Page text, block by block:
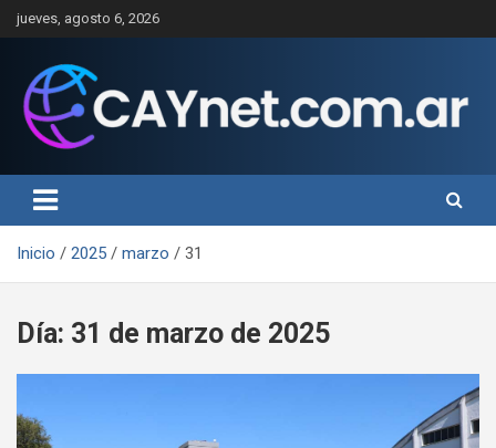
Saltar
al
jueves, agosto 6, 2026
Inicio 2025 marzo 31
Día: 31 de marzo de 2025